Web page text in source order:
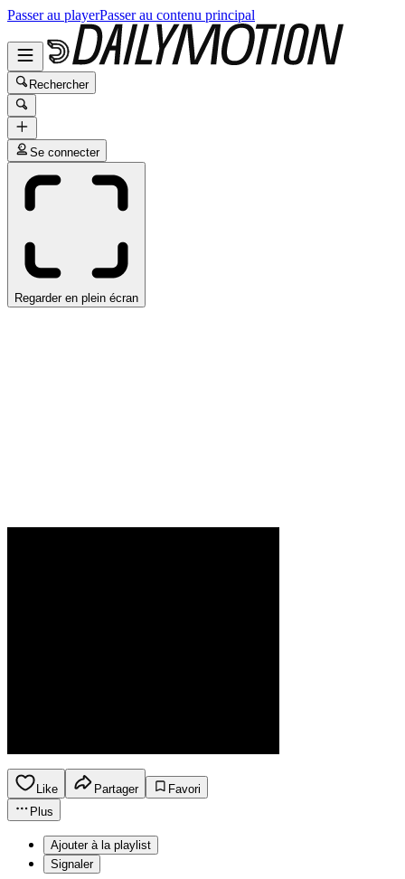
Passer au playerPasser au contenu principal
Rechercher
Se connecter
Regarder en plein écran
Like Partager
Favori
Plus
Ajouter à la playlist
Signaler